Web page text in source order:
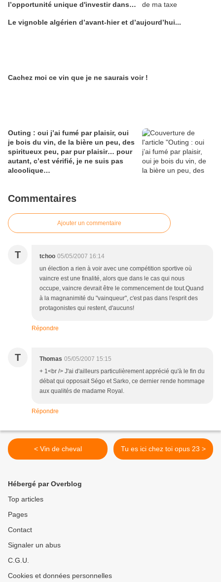
l’opportunité unique d'investir dans
Alain Edouard
Le vignoble algérien d’avant-hier et d’aujourd’hui...
Cachez moi ce vin que je ne saurais voir !
Outing : oui j’ai fumé par plaisir, oui
je bois du vin, de la bière un peu, des
spiritueux peu, par pur plaisir… pour
autant, c’est vérifié, je ne suis pas
alcoolique…
Commentaires
Ajouter un commentaire
T tchoo 05/05/2007 16:14
un élection a rien à voir avec une compétition sportive où
vaincre est une finalité, alors que dans le cas qui nous
occupe, vaincre devrait être le commencement de tout.Quand
à la magnanimité du "vainqueur", c'est pas dans l'esprit des
protagonistes qui restent, d'aucuns!
Répondre
T Thomas 05/05/2007 15:15
+ 1<br /> J'ai d'ailleurs particulièrement apprécié qu'à le fin du
débat qui opposait Ségo et Sarko, ce dernier rende hommage
aux qualités de madame Royal.
Répondre
< Vin de cheval Tu es ici chez toi opus 23 >
Hébergé par Overblog
Top articles
Pages
Contact
Signaler un abus
C.G.U.
Cookies et données personnelles